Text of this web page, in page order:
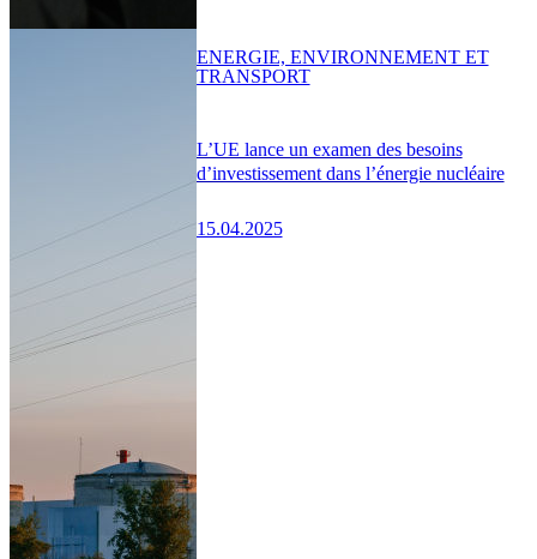
L’UE lance un examen des besoins
d’investissement dans l’énergie nucléaire
15.04.2025
ENERGIE, ENVIRONNEMENT ET
TRANSPORT